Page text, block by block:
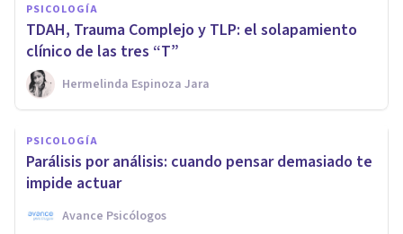
PSICOLOGÍA
TDAH, Trauma Complejo y TLP: el solapamiento
clínico de las tres “T”
Hermelinda Espinoza Jara
PSICOLOGÍA
Parálisis por análisis: cuando pensar demasiado te
impide actuar
Avance Psicólogos